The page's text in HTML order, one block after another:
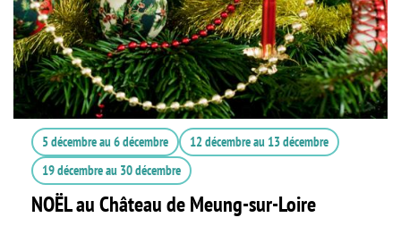
5 décembreau6 décembre 12 décembreau 13 décembre
19 décembreau 30 décembre
NOËL au Château de Meung-sur-Loire